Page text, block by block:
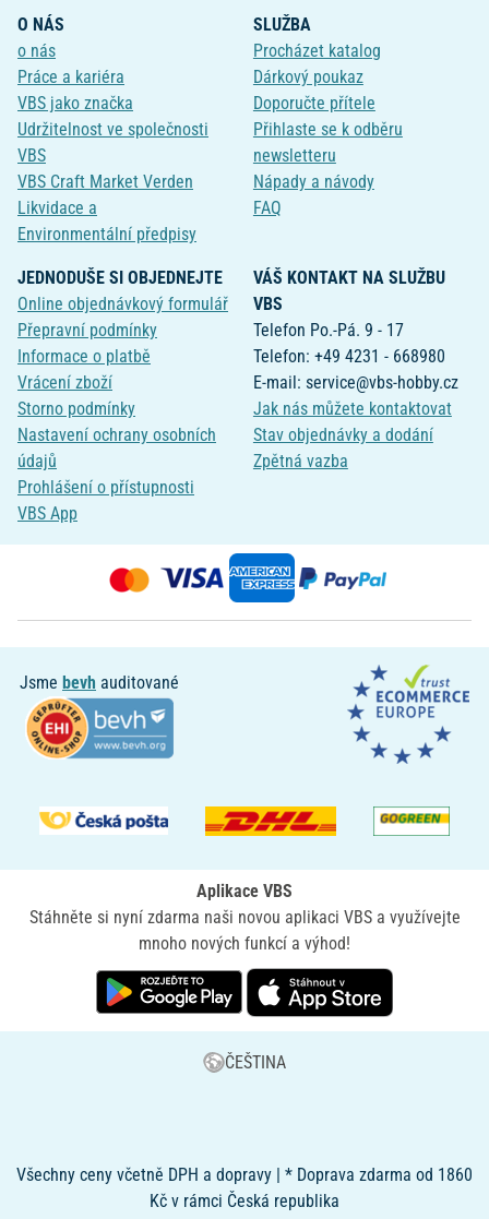
O NÁS
o nás
Práce a kariéra
VBS jako značka
Udržitelnost ve společnosti
VBS
VBS Craft Market Verden
Likvidace a
Environmentální předpisy
SLUŽBA
Procházet katalog
Dárkový poukaz
Doporučte přítele
Přihlaste se k odběru
newsletteru
Nápady a návody
FAQ
JEDNODUŠE SI OBJEDNEJTE
Online objednávkový formulář
Přepravní podmínky
Informace o platbě
Vrácení zboží
Storno podmínky
Nastavení ochrany osobních
údajů
Prohlášení o přístupnosti
VBS App
VÁŠ KONTAKT NA SLUŽBU
VBS
Telefon Po.-Pá. 9 - 17
Telefon: +49 4231 - 668980
E-mail: service@vbs-hobby.cz
Jak nás můžete kontaktovat
Stav objednávky a dodání
Zpětná vazba
Jsme bevh auditované
Aplikace VBS
Stáhněte si nyní zdarma naši novou aplikaci VBS a využívejte
mnoho nových funkcí a výhod!
ČEŠTINA
Všechny ceny včetně DPH a dopravy | * Doprava zdarma od 1860
Kč v rámci Česká republika